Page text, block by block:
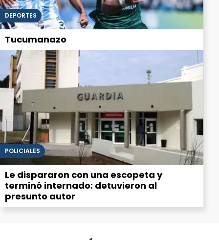
DEPORTES
Tucumanazo
POLICIALES
Le dispararon con una escopeta y
terminó internado: detuvieron al
presunto autor